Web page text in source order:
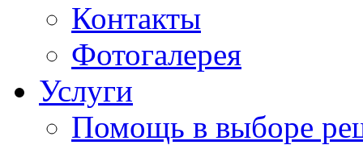
Контакты
Фотогалерея
Услуги
Помощь в выборе